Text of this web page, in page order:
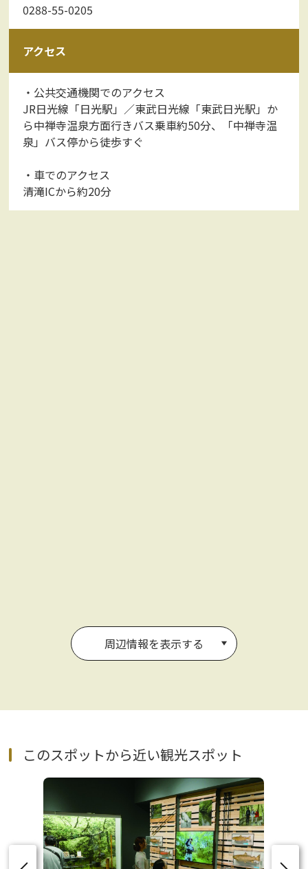
0288-55-0205
アクセス
・公共交通機関でのアクセス
JR日光線「日光駅」／東武日光線「東武日光駅」か
ら中禅寺温泉方面行きバス乗車約50分、「中禅寺温
泉」バス停から徒歩すぐ
・車でのアクセス
清滝ICから約20分
周辺情報を表示する
このスポットから近い観光スポット